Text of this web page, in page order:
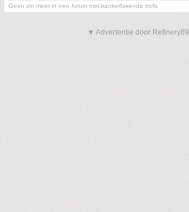
Geen zin meer in een forum met kankerfakende trolls
▼ Advertentie door Refinery89